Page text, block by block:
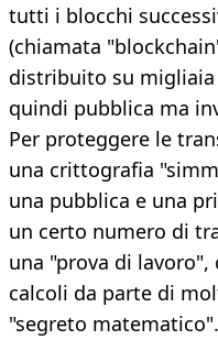
tutti i blocchi
(chiamata
distribuito su migliaia
quindi pubblica ma
Per proteggere le
una crittografia
una pubblica e una
un certo numero di
una "prova di
calcoli da parte di
"segreto